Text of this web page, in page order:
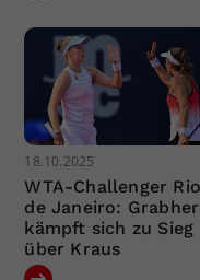
18.10.2025
WTA-Challenger Rio
de Janeiro: Grabher
kämpft sich zu Sieg
über Kraus